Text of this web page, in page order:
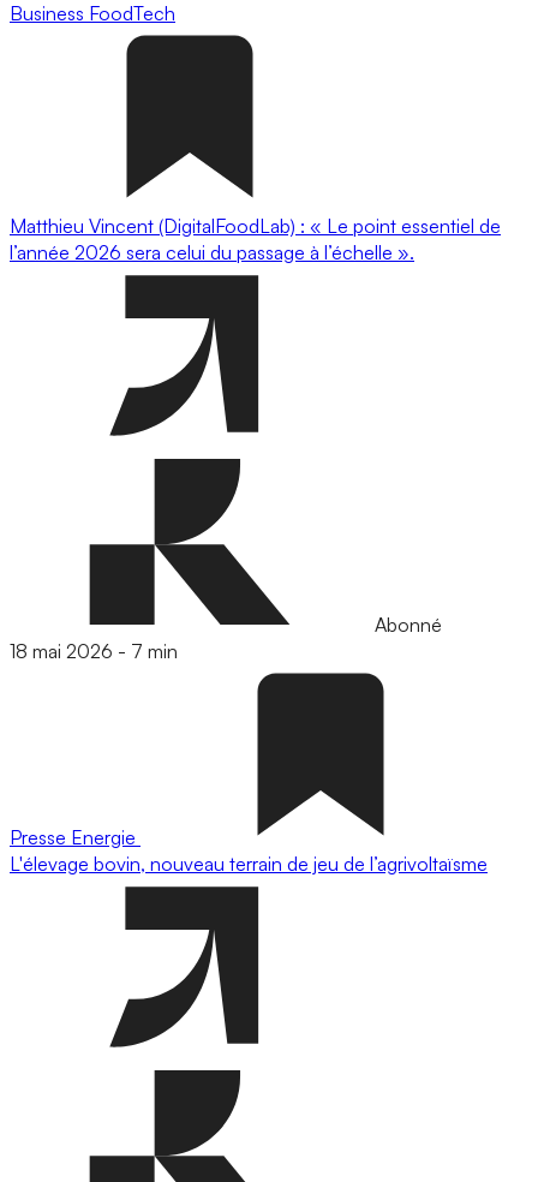
Business FoodTech
Matthieu Vincent (DigitalFoodLab) : « Le point essentiel de
l’année 2026 sera celui du passage à l’échelle ».
Abonné
18 mai 2026 - 7 min
Presse Energie
L'élevage bovin, nouveau terrain de jeu de l’agrivoltaïsme